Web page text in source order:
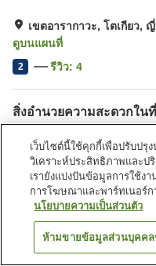
เขตอารากาวะ, โตเกียว,
ดูบนแผนที่
2 รีวิว: 4
สิ่งอำนวยความสะดวกใน
หน้าแรก ญี่ปุ่น โตเกียว
Randor Residence Tokyo Classic
ค้
เว็บไซต์นี้ใช้คุกกี้เพื่อปรับปรุ
วิเคราะห์ประสิทธิภาพและป
เรายังแบ่งปันข้อมูลการใช้ง
การโฆษณาและพาร์ทเนอร์ก
นโยบายความเป็นส่วนตัว
ห้ามขายข้อมูลส่วนบุคค